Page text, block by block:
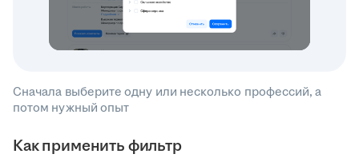
Сначала выберите одну или несколько профессий, а
потом нужный опыт
Как применить фильтр